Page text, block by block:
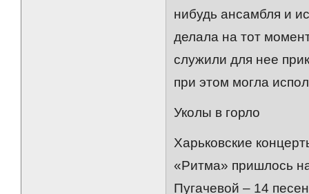
нибудь ансамбля и
делала на тот
служили для нее
при этом могла
Уколы в горло
Харьковские
«Ритма» пришлось
Пугачевой – 14